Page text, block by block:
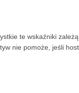
te wskaźniki
nie pomoże, jeśli